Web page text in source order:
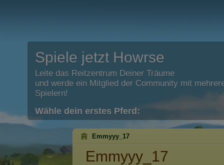
Spiele jetzt Howrse
Leite das Reitzentrum Deiner Träume
und werde ein Mitglied der Community mit
Spielern!
Wähle dein erstes Pferd:
Emmyyy_17
Emmyyy_17